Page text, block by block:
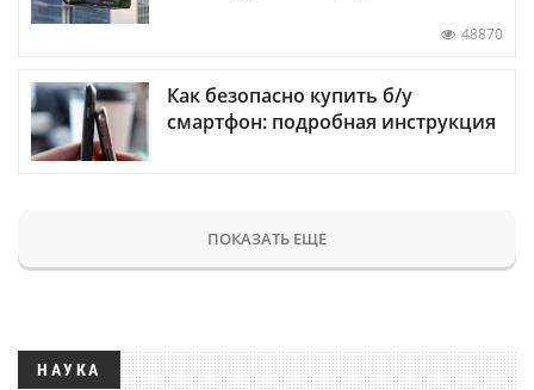
48870
Как безопасно купить б/у
смартфон: подробная инструкция
ПОКАЗАТЬ ЕЩЕ
НАУКА